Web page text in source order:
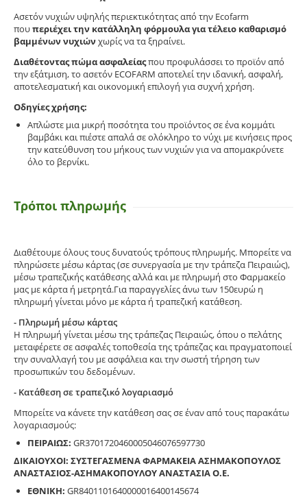
Ασετόν νυχιών υψηλής περιεκτικότητας από την Ecofarm
πουπεριέχει την κατάλληλη φόρμουλα για τέλειο καθαρισμό
βαμμένων νυχιώνχωρίς να τα ξηραίνει.
Διαθέτοντας πώμα ασφαλείαςπου προφυλάσσει το προϊόν από
την εξάτμιση, το ασετόν ECOFARM αποτελεί την ιδανική, ασφαλή,
αποτελεσματική και οικονομική επιλογή για συχνή χρήση.
Οδηγίες χρήσης:
Απλώστε μια μικρή ποσότητα του προϊόντος σε ένα κομμάτι
βαμβάκι και πιέστε απαλά σε ολόκληρο το νύχι με κινήσεις προς
την κατεύθυνση του μήκους των νυχιών για να απομακρύνετε
όλο το βερνίκι.
Τρόποι πληρωμής
Διαθέτουμε όλους τους δυνατούς τρόπους πληρωμής. Μπορείτε να
πληρώσετε μέσω κάρτας (σε συνεργασία με την τράπεζα Πειραιώς),
μέσω τραπεζικής κατάθεσης αλλά και με πληρωμή στο Φαρμακείο
μας με κάρτα ή μετρητά.Για παραγγελίες άνω των 150ευρώ η
πληρωμή γίνεται μόνο με κάρτα ή τραπεζική κατάθεση.
- Πληρωμή μέσω κάρτας
Η πληρωμή γίνεται μέσω της τράπεζας Πειραιώς, όπου ο πελάτης
μεταφέρετε σε ασφαλές τοποθεσία της τράπεζας και πραγματοποιεί
την συναλλαγή του με ασφάλεια και την σωστή τήρηση των
προσωπικών του δεδομένων.
- Κατάθεση σε τραπεζικό λογαριασμό
Μπορείτε να κάνετε την κατάθεση σας σε έναν από τους παρακάτω
λογαριασμούς:
ΠΕΙΡΑΙΩΣ: GR3701720460005046076597730
ΔΙΚΑΙΟΥΧΟΙ: ΣΥΣΤΕΓΑΣΜΕΝΑ ΦΑΡΜΑΚΕΙΑ ΑΣΗΜΑΚΟΠΟΥΛΟΣ
ΑΝΑΣΤΑΣΙΟΣ-ΑΣΗΜΑΚΟΠΟΥΛΟΥ ΑΝΑΣΤΑΣΙΑ Ο.Ε.
ΕΘΝΙΚΗ: GR8401101640000016400145674